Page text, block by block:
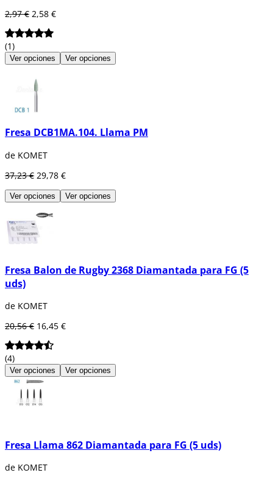
2,97 € 2,58 €
(1)
Ver opciones Ver opciones
Fresa DCB1MA.104. Llama PM
de KOMET
37,23 € 29,78 €
Ver opciones Ver opciones
Fresa Balon de Rugby 2368 Diamantada para FG (5
uds)
de KOMET
20,56 € 16,45 €
(4)
Ver opciones Ver opciones
Fresa Llama 862 Diamantada para FG (5 uds)
de KOMET